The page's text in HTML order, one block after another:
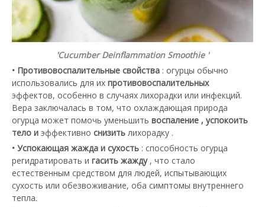
'Cucumber Deinflammation Smoothie '
• Противовоспалительные свойства : огурцы обычно
использовались для их противовоспалительных
эффектов, особенно в случаях лихорадки или инфекций.
Вера заключалась в том, что охлаждающая природа
огурца может помочь уменьшить воспаление , успокоить
тело и эффективно снизить лихорадку .
• Успокающая жажда и сухость : способность огурца
регидратировать и гасить жажду , что стало
естественным средством для людей, испытывающих
сухость или обезвоживание, оба симптомы внутреннего
тепла.